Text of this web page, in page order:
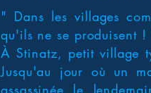
" Dans les villages
qu'ils ne se produisent !
À Stinatz, petit village
Jusqu'au jour où un
assassinée le